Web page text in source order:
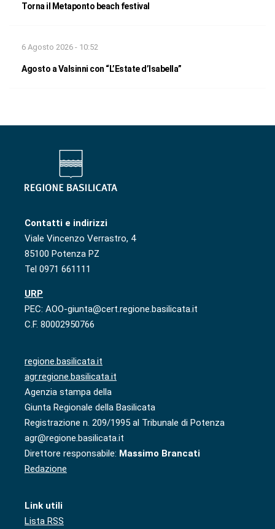
Torna il Metaponto beach festival
6 Agosto 2026 - 10:52
Agosto a Valsinni con “L’Estate d’Isabella”
Contatti e indirizzi
Viale Vincenzo Verrastro, 4
85100 Potenza PZ
Tel 0971 661111
URP
PEC: AOO-giunta@cert.regione.basilicata.it
C.F. 80002950766
regione.basilicata.it
agr.regione.basilicata.it
Agenzia stampa della
Giunta Regionale della Basilicata
Registrazione n. 209/1995 al Tribunale di Potenza
agr@regione.basilicata.it
Direttore responsabile: Massimo Brancati
Redazione
Link utili
Lista RSS